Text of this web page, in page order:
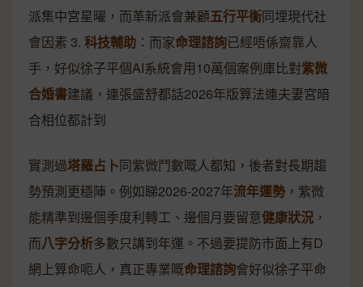
派集中宮星曜，而革新派會兼顧五行平衡同埋現代社
會因素 3. 科技輔助 ：而家命理諮詢已經唔係齋靠人
手，好似徐子平個AI系統會用10萬個案例庫比對紫微
合婚書建議，連張盛舒都話2026年版算法連夫妻宮暗
合相位都計到
實測過塔羅占卜同紫微鬥數嘅人都知，後者對長期趨
勢預測更穩陣。例如睇2026-2027年流年運勢 ，紫微
能精準到邊個季度利轉工、邊個月要留意健康狀況 ，
而八字分析多數只講到年運。不過要提防市面上有D
網上算命呃人，真正專業嘅命理諮詢會好似徐子平命